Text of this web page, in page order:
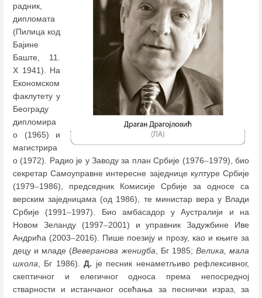
радник,
дипломата
(Пилица код
Бајине
Баште, 11.
X 1941). На
Економском
факлутету у
Београду
дипломира
о (1965) и
магистрира
о (1972). Радио је у Заводу за план Србије (1976–1979), био
секретар Самоуправне интересне заједнице културе Србије
(1979–1986), председник Комисије Србије за односе са
верским заједницама (од 1986), те министар вера у Влади
Србије (1991–1997). Био амбасадор у Аустралији и на
Новом Зеланду (1997–2001) и управник Задужбине Иве
Андрића (2003–2016). Пише поезију и прозу, као и књиге за
децу и младе (Веверанова женидба, Бг 1985; Велика, мала
школа, Бг 1986).Д. је песник ненаметљиво рефлексивног,
скептичног и елегичног односа према непосредној
стварности и истанчаног осећања за песнички израз, за